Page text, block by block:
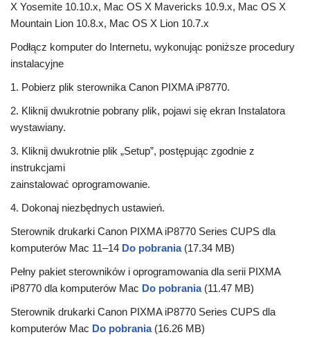
X Yosemite 10.10.x, Mac OS X Mavericks 10.9.x, Mac OS X
Mountain Lion 10.8.x, Mac OS X Lion 10.7.x
Podłącz komputer do Internetu, wykonując poniższe procedury
instalacyjne
1. Pobierz plik sterownika Canon PIXMA iP8770.
2. Kliknij dwukrotnie pobrany plik, pojawi się ekran Instalatora
wystawiany.
3. Kliknij dwukrotnie plik „Setup”, postępując zgodnie z
instrukcjami
zainstalować oprogramowanie.
4. Dokonaj niezbędnych ustawień.
Sterownik drukarki Canon PIXMA iP8770 Series CUPS dla
komputerów Mac 11–14 Do pobrania (17.34 MB)
Pełny pakiet sterowników i oprogramowania dla serii PIXMA
iP8770 dla komputerów Mac Do pobrania (11.47 MB)
Sterownik drukarki Canon PIXMA iP8770 Series CUPS dla
komputerów Mac Do pobrania (16.26 MB)